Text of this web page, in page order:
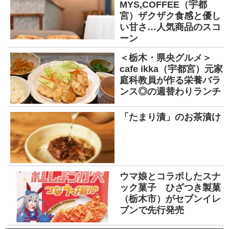
MYS,COFFEE（宇都
宮）ザクザク食感と優し
い甘さ…人気商品のスコ
ーン
＜栃木・県央グルメ＞
cafe ikka（宇都宮）元家
庭科教員が作る栄養バラ
ンス◎の週替わりランチ
「たまり漬」のお茶漬け
ウマ娘とコラボしたスナ
ック菓子 ひざつき製菓
（栃木市）がセブンイレ
ブンで先行発売